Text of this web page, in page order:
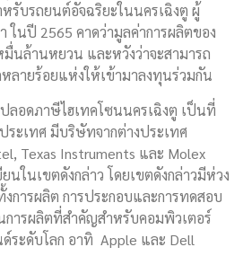
รับรถยนต์อัจฉริยะในนครเฉิงตู ผู้
ในปี 2565 คาดว่ามูลค่าการผลิตของ
มื่นล้านหยวน และหวังว่าจะสามารถ
ายร้อยแห่งให้เข้ามาลงทุนร่วมกัน
ลอดภาษีไฮเทคโซนนครเฉิงตู เป็นที่
ะเทศ มีบริษัทจากต่างประเทศ
Texas Instruments และ Molex
นในเขตดังกล่าว โดยเขตดังกล่าวมีห่วง
การผลิต การประกอบและการทดสอบ
ารผลิตที่สำคัญสำหรับคอมพิวเตอร์
ระดับโลก อาทิ Apple และ Dell